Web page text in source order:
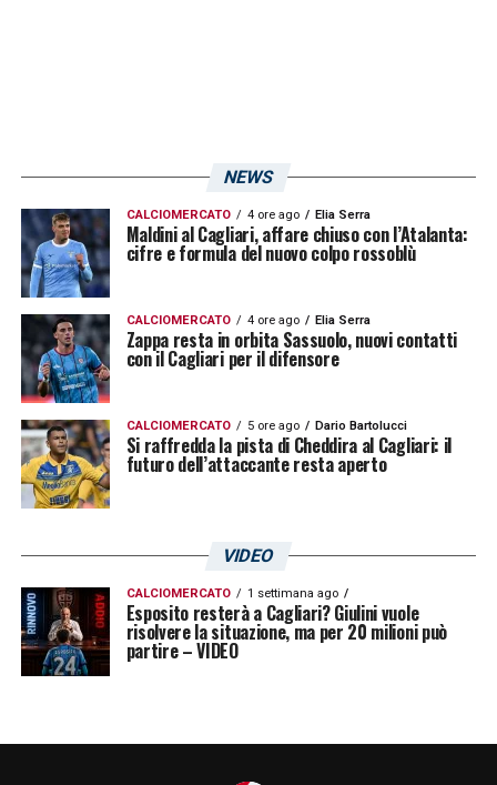
NEWS
CALCIOMERCATO 4 ore ago Elia Serra
Maldini al Cagliari, affare chiuso con l’Atalanta:
cifre e formula del nuovo colpo rossoblù
CALCIOMERCATO 4 ore ago Elia Serra
Zappa resta in orbita Sassuolo, nuovi contatti
con il Cagliari per il difensore
CALCIOMERCATO 5 ore ago Dario Bartolucci
Si raffredda la pista di Cheddira al Cagliari: il
futuro dell’attaccante resta aperto
VIDEO
CALCIOMERCATO 1 settimana ago
Esposito resterà a Cagliari? Giulini vuole
risolvere la situazione, ma per 20 milioni può
partire – VIDEO